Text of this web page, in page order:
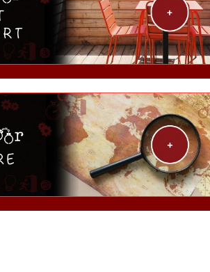
St-Just St-
Last Door